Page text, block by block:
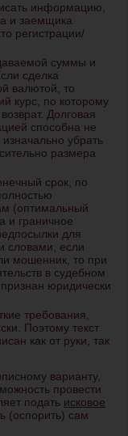
информацию,
и заемщика
регистрации/
суммы и
сделка
валютой, то
курс, по которому
Долговая
способна не
убрать
размера
срок, по
(оптимальный
и граничное
для
словами, если
мошенник, то при
в судебном
юридически
требования,
Поэтому текст
как от руки, так
варианту,
провести
подать исковое
(оспорить) сам